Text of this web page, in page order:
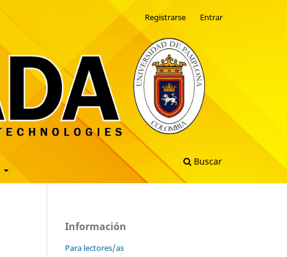
Buscar
Registrarse Entrar
Información
Para lectores/as